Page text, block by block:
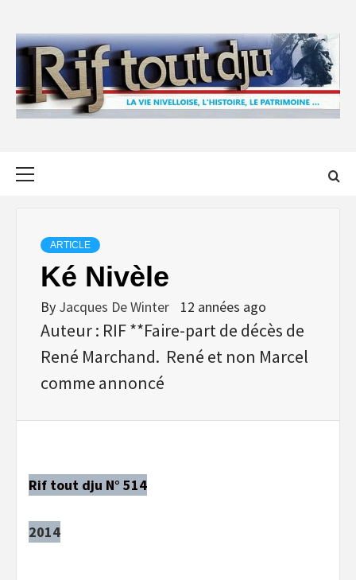
content
ARTICLE
Ké Nivèle
By Jacques De Winter 12 années ago
Auteur : RIF **Faire-part de décès de
René Marchand. René et non Marcel
comme annoncé
Rif tout dju N° 514
2014